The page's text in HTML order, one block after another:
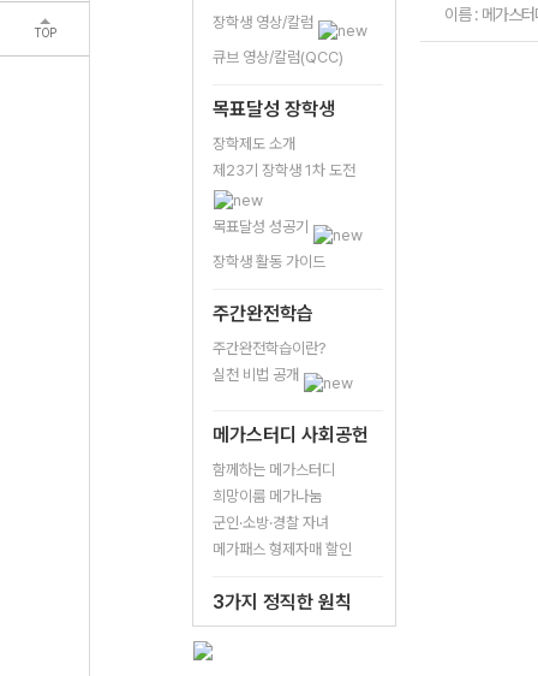
TOP
장학생 영상/칼럼
큐브 영상/칼럼(QCC)
목표달성 장학생
장학제도 소개
제23기 장학생 1차 도전
목표달성 성공기
장학생 활동 가이드
주간완전학습
주간완전학습이란?
실천 비법 공개
메가스터디 사회공헌
함께하는 메가스터디
희망이룸 메가나눔
군인·소방·경찰 자녀
메가패스 형제자매 할인
3가지 정직한 원칙
이름 : 메가스